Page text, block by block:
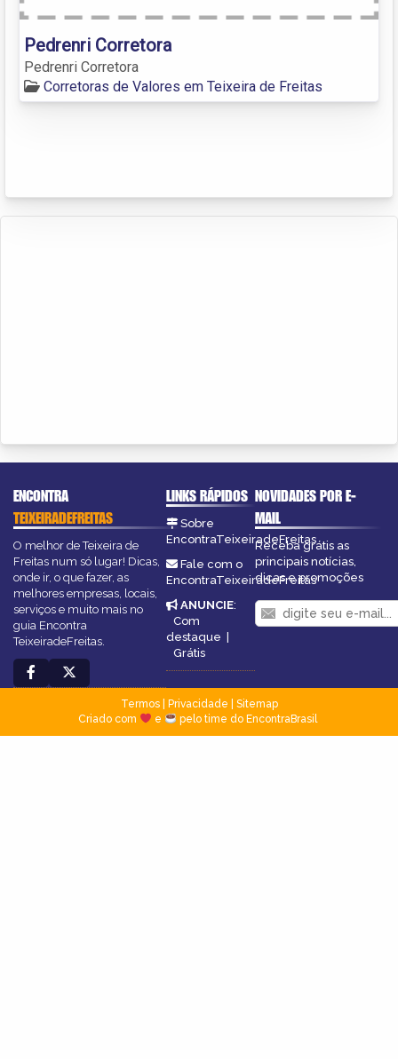
Pedrenri Corretora
Pedrenri Corretora
Corretoras de Valores em Teixeira de Freitas
ENCONTRA
TEIXEIRADEFREITAS
O melhor de Teixeira de
Freitas num só lugar! Dicas,
onde ir, o que fazer, as
melhores empresas, locais,
serviços e muito mais no
guia Encontra
TeixeiradeFreitas.
LINKS RÁPIDOS
Sobre
EncontraTeixeiradeFreitas
Fale com o
EncontraTeixeiradeFreitas
ANUNCIE:
Com
destaque |
Grátis
NOVIDADES POR E-
MAIL
Receba grátis as
principais notícias,
dicas e promoções
Termos| Privacidade
Sitemap
Criado com
e pelo time do EncontraBrasil